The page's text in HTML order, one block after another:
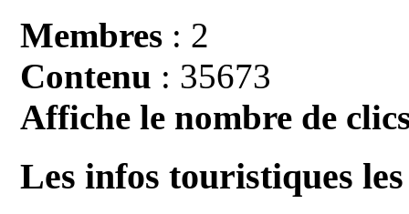
Membres : 2
Contenu : 35673
Affiche le nombre de
Les infos touristiques